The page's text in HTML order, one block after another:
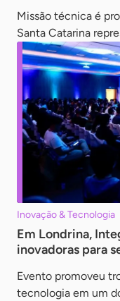
Missão técnica é
Santa Catarina
Inovação & Tecnologia
Em Londrina,
inovadoras para
Evento promoveu
tecnologia em um